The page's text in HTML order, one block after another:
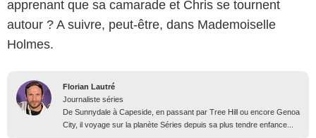
apprenant que sa camarade et Chris se tournent
autour ? A suivre, peut-être, dans Mademoiselle
Holmes.
Florian Lautré
Journaliste séries
De Sunnydale à Capeside, en passant par Tree Hill ou encore Genoa
City, il voyage sur la planète Séries depuis sa plus tendre enfance...